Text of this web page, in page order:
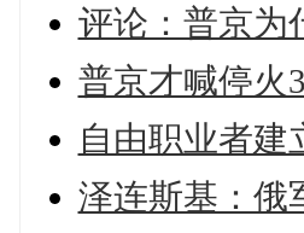
评论：普京为
普京才喊停火
自由职业者建
泽连斯基：俄